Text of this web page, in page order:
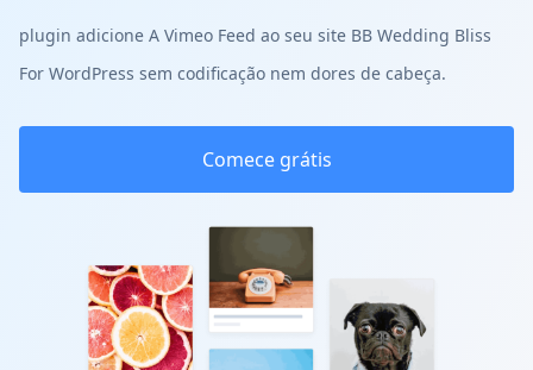
plugin adicione A Vimeo Feed ao seu site BB Wedding Bliss
For WordPress sem codificação nem dores de cabeça.
Comece grátis